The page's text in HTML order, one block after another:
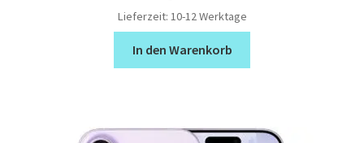
Lieferzeit: 10-12 Werktage
In den Warenkorb